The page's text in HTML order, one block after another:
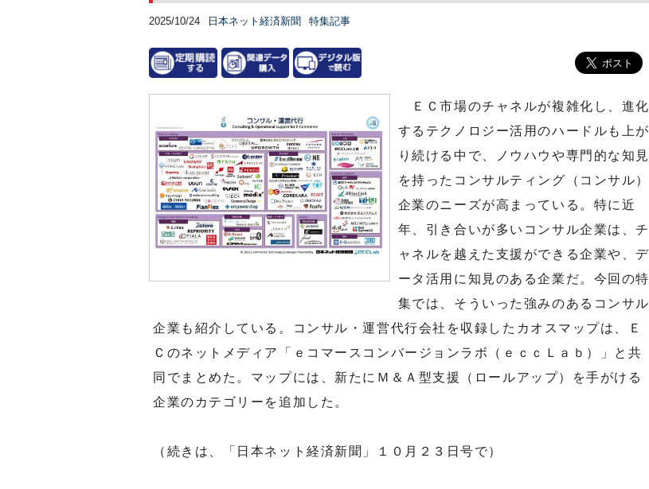
2025/10/24 日本ネット経済新聞 特集記事
ＥＣ市場のチャネルが複雑化し、進化
するテクノロジー活用のハードルも上が
り続ける中で、ノウハウや専門的な知見
を持ったコンサルティング（コンサル）
企業のニーズが高まっている。特に近
年、引き合いが多いコンサル企業は、チ
ャネルを越えた支援ができる企業や、デ
ータ活用に知見のある企業だ。今回の特
集では、そういった強みのあるコンサル
企業も紹介している。コンサル・運営代行会社を収録したカオスマップは、Ｅ
Ｃのネットメディア「ｅコマースコンバージョンラボ（ｅｃｃＬａｂ）」と共
同でまとめた。マップには、新たにＭ＆Ａ型支援（ロールアップ）を手がける
企業のカテゴリーを追加した。
（続きは、「日本ネット経済新聞」１０月２３日号で）